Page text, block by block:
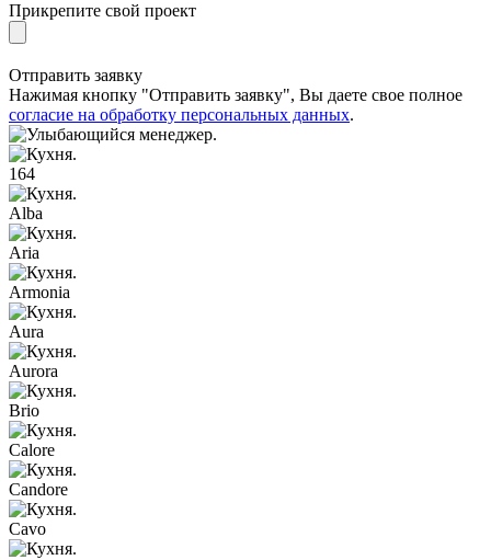
Прикрепите свой проект
Отправить заявку
Нажимая кнопку "Отправить заявку", Вы даете свое полное
согласие на обработку персональных данных.
164
Alba
Aria
Armonia
Aura
Aurora
Brio
Calore
Candore
Cavo